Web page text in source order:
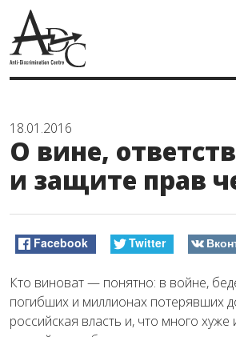
18.01.2016
О вине,
и защите прав
Facebook Twitter
Кто виноват — понятно: в войне,
погибших и миллионах потерявших
российская власть и, что много хуже